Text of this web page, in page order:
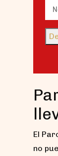
El
no